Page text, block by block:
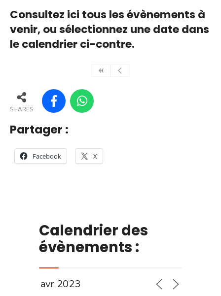
Consultez ici tous les évènements à
venir,ou sélectionnez une date dans
le calendrier ci-contre.
SHARES
Partager :
Facebook X
Calendrier des
évènements :